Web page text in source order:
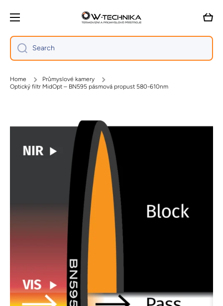
Skip to content
Cart
Search
Home
Průmyslové kamery
Optický filtr MidOpt – BN595 pásmová propust 580-610nm
Skip to product information